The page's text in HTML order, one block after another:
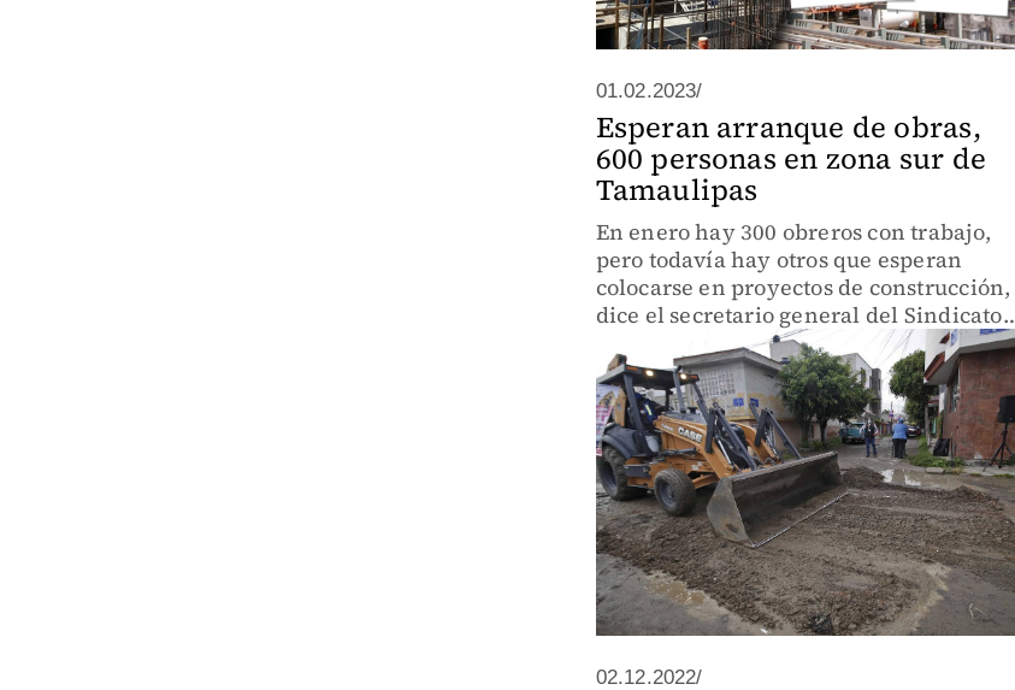
01.02.2023/
Esperan arranque de obras,
600 personas en zona sur de
Tamaulipas
En enero hay 300 obreros con trabajo,
pero todavía hay otros que esperan
colocarse en proyectos de construcción,
dice el secretario general del Sindicato
de Albañiles de la CTM.
02.12.2022/